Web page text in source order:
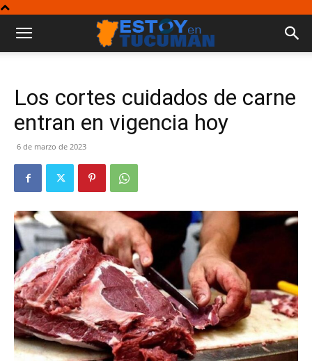
Los cortes cuidados de carne
entran en vigencia hoy
6 de marzo de 2023